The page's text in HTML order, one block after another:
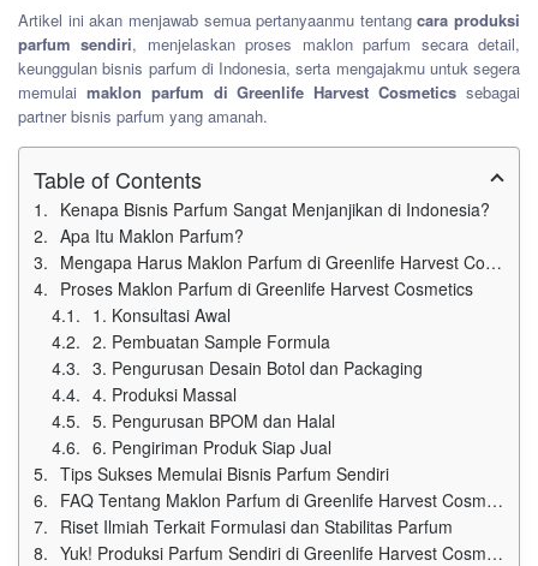
Artikel ini akan menjawab semua pertanyaanmu tentangcara produksi
parfum sendiri, menjelaskan proses maklon parfum secara detail,
keunggulan bisnis parfum di Indonesia, serta mengajakmu untuk segera
memulai maklon parfum di Greenlife Harvest Cosmetics sebagai
partner bisnis parfum yang amanah.
Table of Contents
Kenapa Bisnis Parfum Sangat Menjanjikan di Indonesia?
Apa Itu Maklon Parfum?
Mengapa Harus Maklon Parfum di Greenlife Harvest Cosmetics?
Proses Maklon Parfum di Greenlife Harvest Cosmetics
1. Konsultasi Awal
2. Pembuatan Sample Formula
3. Pengurusan Desain Botol dan Packaging
4. Produksi Massal
5. Pengurusan BPOM dan Halal
6. Pengiriman Produk Siap Jual
Tips Sukses Memulai Bisnis Parfum Sendiri
FAQ Tentang Maklon Parfum di Greenlife Harvest Cosmetics
Riset Ilmiah Terkait Formulasi dan Stabilitas Parfum
Yuk! Produksi Parfum Sendiri di Greenlife Harvest Cosmetics Sekarang